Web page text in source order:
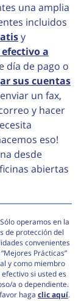
una amplia
incluidos
y
a
día de pago o
sus cuentas
un fax,
y hacer
eso!
desde
abiertas
operamos en la
de protección del
convenientes
Prácticas”
y como miembro
si usted es
a o dependiente.
haga clic aquí.